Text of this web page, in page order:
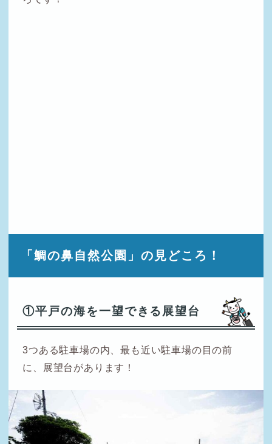
「鯛の鼻自然公園」の見どころ！
①平戸の海を一望できる展望台
3つある駐車場の内、最も近い駐車場の目の前
に、展望台があります！